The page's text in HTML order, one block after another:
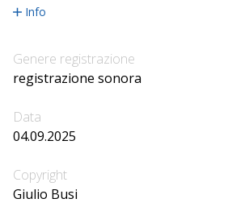
Info
Genere registrazione
registrazione sonora
Data
04.09.2025
Copyright
Giulio Busi